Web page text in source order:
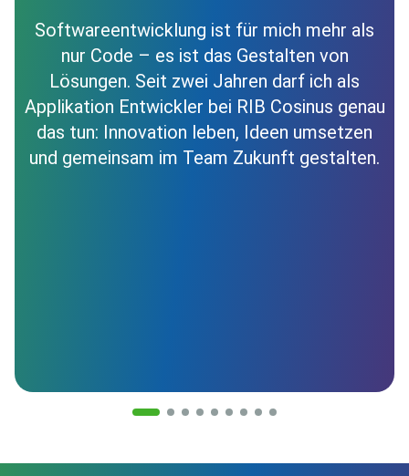
Softwareentwicklung ist für mich mehr als
nur Code – es ist das Gestalten von
Lösungen. Seit zwei Jahren darf ich als
Applikation Entwickler bei RIB Cosinus genau
das tun: Innovation leben, Ideen umsetzen
und gemeinsam im Team Zukunft gestalten.